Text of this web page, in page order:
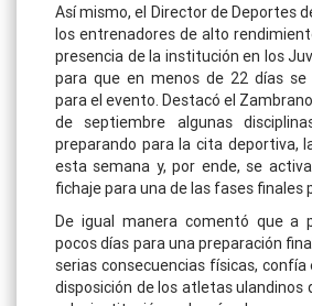
Así mismo, el Director de Deportes
los entrenadores de alto
presencia de la institución en los
para que en menos de 22 días
para el evento. Destacó el
de septiembre algunas
preparando para la cita deportiva,
esta semana y, por ende, se
fichaje para una de las fases finales
De igual manera comentó que a
pocos días para una preparación
serias consecuencias físicas,
disposición de los atletas ulandinos